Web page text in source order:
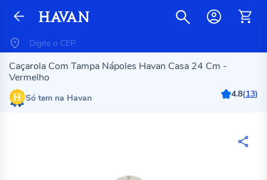
Caçarola Com Tampa Nápoles Havan Casa 24 Cm -
Vermelho
Só tem na Havan 4.8(13)